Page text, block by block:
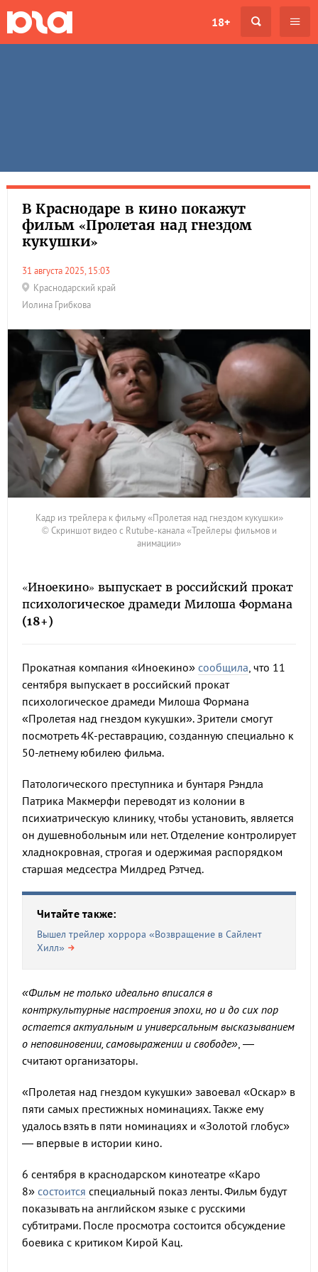
18+
В Краснодаре в кино покажут
фильм «Пролетая над гнездом
кукушки»
31 августа 2025, 15:03
Краснодарский край
Иолина Грибкова
Кадр из трейлера к фильму «Пролетая над гнездом кукушки»
© Скриншот видео с Rutube-канала «Трейлеры фильмов и
анимации»
«Иноекино» выпускает в российский прокат
психологическое драмеди Милоша Формана
(18+)
Прокатная компания «Иноекино» сообщила, что 11
сентября выпускает в российский прокат
психологическое драмеди Милоша Формана
«Пролетая над гнездом кукушки». Зрители смогут
посмотреть 4К-реставрацию, созданную специально к
50-летнему юбилею фильма.
Патологического преступника и бунтаря Рэндла
Патрика Макмерфи переводят из колонии в
психиатрическую клинику, чтобы установить, является
он душевнобольным или нет. Отделение контролирует
хладнокровная, строгая и одержимая распорядком
старшая медсестра Милдред Рэтчед.
Читайте также:
Вышел трейлер хоррора «Возвращение в Сайлент
Хилл»
«Фильм не только идеально вписался в
контркультурные настроения эпохи, но и до сих пор
остается актуальным и универсальным высказыванием
о неповиновении, самовыражении и свободе», —
считают организаторы.
«Пролетая над гнездом кукушки» завоевал «Оскар» в
пяти самых престижных номинациях. Также ему
удалось взять в пяти номинациях и «Золотой глобус»
— впервые в истории кино.
6 сентября в краснодарском кинотеатре «Каро
8» состоится специальный показ ленты. Фильм будут
показывать на английском языке с русскими
субтитрами. После просмотра состоится обсуждение
боевика с критиком Кирой Кац.